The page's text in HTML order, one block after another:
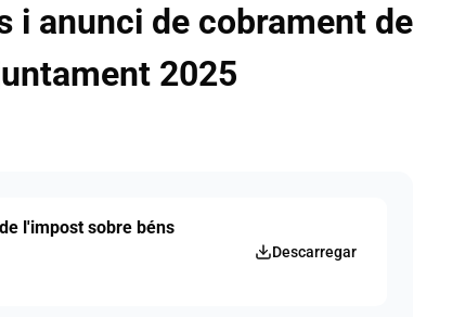
i anunci de cobrament de
2025
l'impost sobre béns
Descarregar